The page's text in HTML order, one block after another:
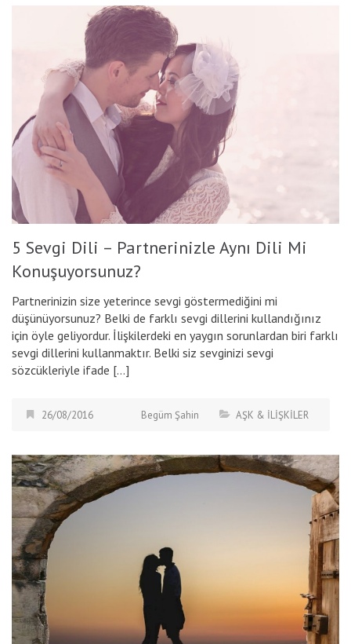
5 Sevgi Dili – Partnerinizle Aynı Dili Mi
Konuşuyorsunuz?
Partnerinizin size yeterince sevgi göstermediğini mi
düşünüyorsunuz? Belki de farklı sevgi dillerini kullandığınız
için öyle geliyordur. İlişkilerdeki en yaygın sorunlardan biri farklı
sevgi dillerini kullanmaktır. Belki siz sevginizi sevgi
sözcükleriyle ifade […]
26/08/2016 Begüm Şahin AŞK & İLİŞKİLER